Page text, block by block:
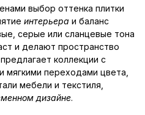
выбор оттенка плитки
интерьера и баланс
серые или сланцевые тона
и делают пространство
коллекции с
мягкими переходами цвета,
мебели и текстиля,
дизайне.